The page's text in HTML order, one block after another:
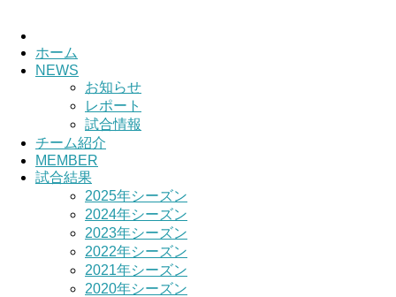
ホーム
NEWS
お知らせ
レポート
試合情報
チーム紹介
MEMBER
試合結果
2025年シーズン
2024年シーズン
2023年シーズン
2022年シーズン
2021年シーズン
2020年シーズン